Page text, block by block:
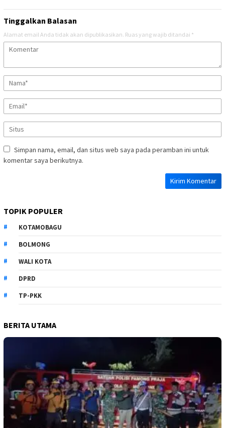
Tinggalkan Balasan
Alamat email Anda tidak akan dipublikasikan. Ruas yang wajib ditandai *
Simpan nama, email, dan situs web saya pada peramban ini untuk
komentar saya berikutnya.
TOPIK POPULER
KOTAMOBAGU
BOLMONG
WALI KOTA
DPRD
TP-PKK
BERITA UTAMA